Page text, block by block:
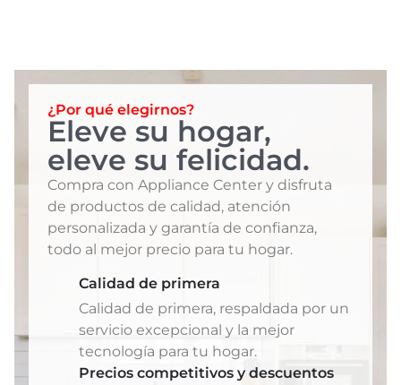
¿Por qué elegirnos?
Eleve su hogar,
eleve su felicidad.
Compra con Appliance Center y disfruta
de productos de calidad, atención
personalizada y garantía de confianza,
todo al mejor precio para tu hogar.
Calidad de primera
Calidad de primera, respaldada por un
servicio excepcional y la mejor
tecnología para tu hogar.
Precios competitivos y descuentos